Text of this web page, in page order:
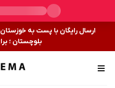
ارسال رایگان با پست به
بلوچستان ؛